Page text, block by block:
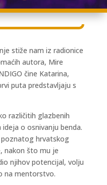
stiže nam iz radionice
autora, Mire
čine Katarina,
puta predstavljaju s
različitih glazbenih
o osnivanju benda.
hrvatskog
nakon što mu je
njihov potencijal, volju
na mentorstvo.